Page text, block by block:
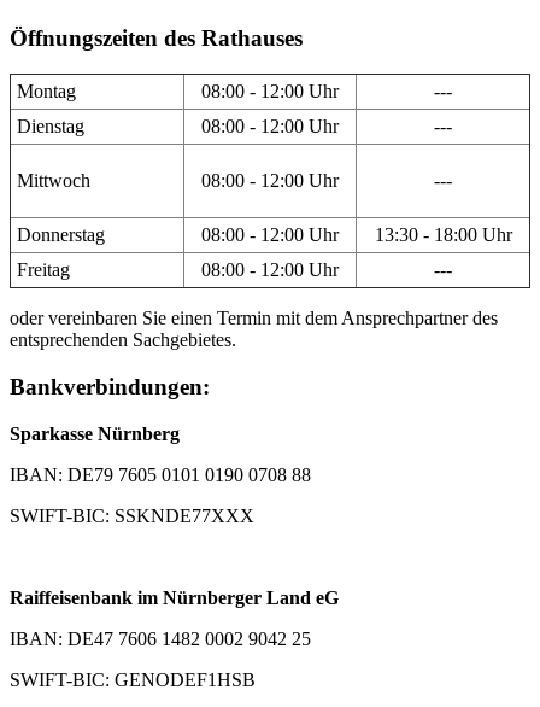
Öffnungszeiten des Rathauses
Montag 08:00 - 12:00 Uhr
---
Dienstag
08:00 - 12:00 Uhr ---
Mittwoch 08:00 - 12:00 Uhr ---
Donnerstag 08:00 - 12:00 Uhr
13:30 - 18:00 Uhr
Freitag
08:00 - 12:00 Uhr ---
oder vereinbaren Sie einen Termin mit dem Ansprechpartner des
entsprechenden Sachgebietes.
Bankverbindungen:
Sparkasse Nürnberg
IBAN: DE79 7605 0101 0190 0708 88
SWIFT-BIC: SSKNDE77XXX
Raiffeisenbank im Nürnberger Land eG
IBAN: DE47 7606 1482 0002 9042 25
SWIFT-BIC: GENODEF1HSB